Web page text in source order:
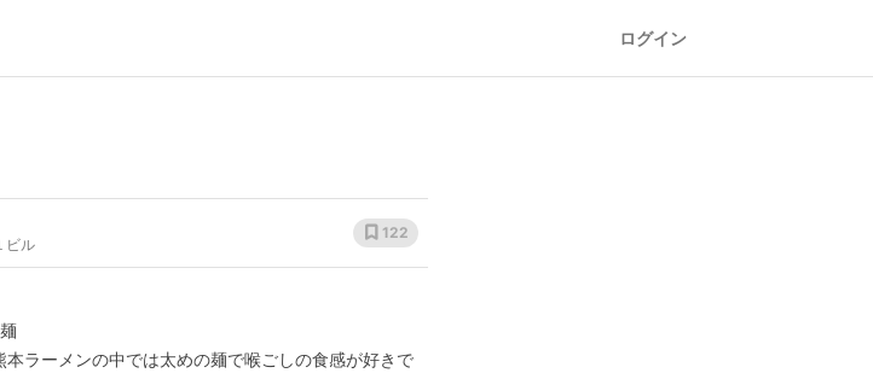
ログイン
ビル
122
本ラーメンの中では太めの麺で喉ごしの食感が好きで